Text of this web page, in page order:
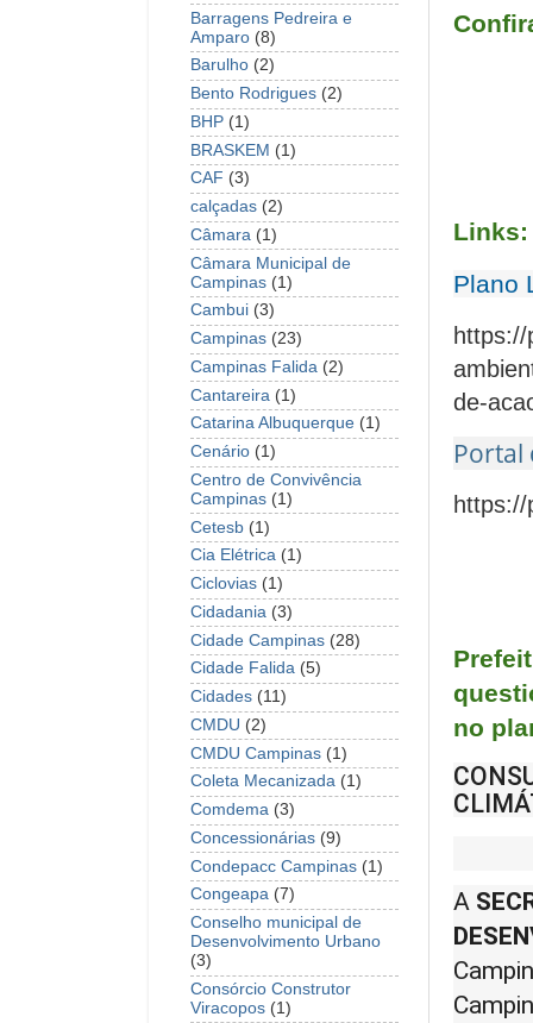
Links:
Plano
https://
de-
Portal
no
A
Barragens Pedreira e
Amparo (8)
Barulho (2)
Bento Rodrigues (2)
BHP (1)
BRASKEM (1)
CAF (3)
calçadas (2)
Câmara (1)
Câmara Municipal de
Campinas (1)
Cambui (3)
Campinas (23)
Campinas Falida (2)
Cantareira (1)
Catarina Albuquerque (1)
Cenário (1)
Centro de Convivência
Campinas (1)
Cetesb (1)
Cia Elétrica (1)
Ciclovias (1)
Cidadania (3)
Cidade Campinas (28)
Cidade Falida (5)
Cidades (11)
CMDU (2)
CMDU Campinas (1)
Coleta Mecanizada (1)
Comdema (3)
Concessionárias (9)
Condepacc Campinas (1)
Congeapa (7)
Conselho municipal de
Desenvolvimento Urbano
(3)
Consórcio Construtor
Viracopos (1)